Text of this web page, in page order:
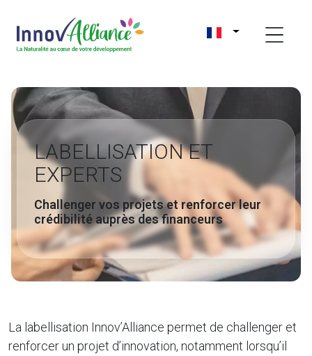
LABELLISATION ET
EXPERTS
Challenger vos projets et renforcer leur
crédibilité auprès des financeurs
La labellisation Innov’Alliance permet de challenger et
renforcer un projet d’innovation, notamment lorsqu’il